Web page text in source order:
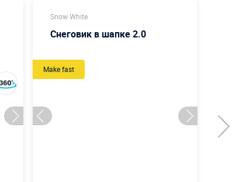
Snow White
Снеговик в шапке 2.0
Make fast